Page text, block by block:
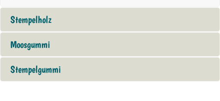
Stempelholz
Moosgummi
Stempelgummi